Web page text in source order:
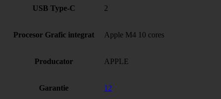
USB Type-C 2
Procesor Grafic integrat Apple M4 10 cores
Producator APPLE
Garantie 12